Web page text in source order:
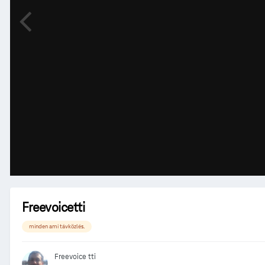
Freevoicetti
minden ami távközlés.
Freevoice tti